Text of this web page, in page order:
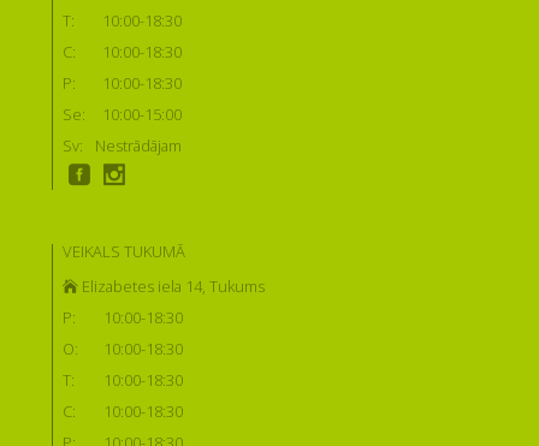
T:
10:00-18:30
C:
10:00-18:30
P:
10:00-18:30
Se:
10:00-15:00
Sv:
Nestrādājam
VEIKALS TUKUMĀ
Elizabetes iela 14, Tukums
P:
10:00-18:30
O:
10:00-18:30
T:
10:00-18:30
C:
10:00-18:30